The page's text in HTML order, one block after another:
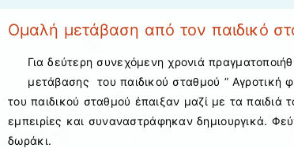
Ομαλή μετάβαση από τον παιδικό
Για δεύτερη συνεχόμενη χρονιά
μετάβασης του παιδικού σταθμού ” Αγροτική
του παιδικού σταθμού έπαιξαν μαζί με τα παιδιά
εμπειρίες και συναναστράφηκαν δημιουργικά.
δωράκι.